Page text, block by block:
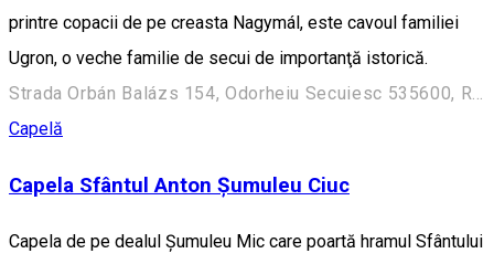
printre copacii de pe creasta Nagymál, este cavoul familiei
Ugron, o veche familie de secui de importanţă istorică.
Strada Orbán Balázs 154, Odorheiu Secuiesc 535600, Romania
Capelă
Capela Sfântul Anton Șumuleu Ciuc
Capela de pe dealul Şumuleu Mic care poartă hramul Sfântului